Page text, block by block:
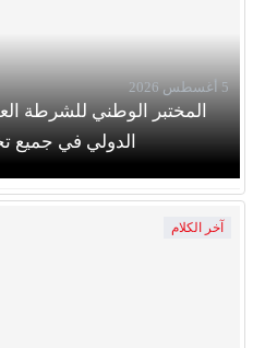
المختبر الوطني للشرطة
الدولي في جميع
5 أغسطس 2026
آخر الكلام